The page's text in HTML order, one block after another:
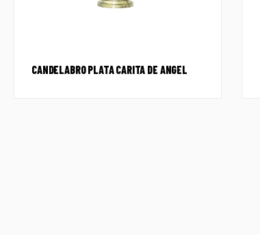
CANDELABRO PLATA CARITA DE ANGEL